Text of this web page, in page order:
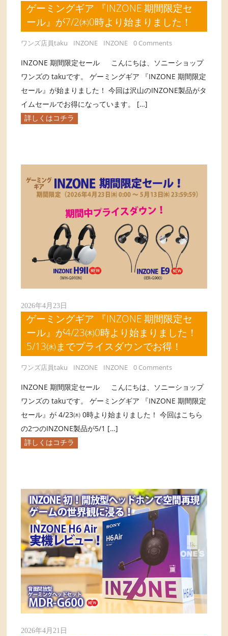
ゲーミングギア 『INZONE 期間限定セ
ール』が7/2㈭0時より始まりました！
ワンズ店員taku INZONE INZONE 0 Comments
INZONE 期間限定セール こんにちは、ソニーショップ
ワンズの takuです。 ゲーミングギア 『INZONE 期間限定
セール』が始まりました！ 今回は沢山のINZONE製品がタ
イムセールでお得になっています。 […]
詳しくはコチラ
2026年4月23日
ゲーミングギア 『INZONE 期間限定セ
ール』が4/23㈭0時より始まりました！
5/13㈬までプライスダウンでお得！
ワンズ店員taku INZONE INZONE 0 Comments
INZONE 期間限定セール こんにちは、ソニーショップ
ワンズの takuです。 ゲーミングギア 『INZONE 期間限定
セール』が 4/23㈭ 0時より始まりました！ 今回はこちら
の2つのINZONE製品が5/1 […]
詳しくはコチラ
2026年4月21日